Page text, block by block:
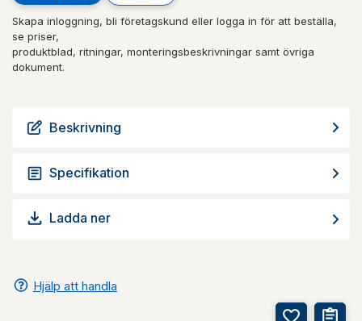
Skapa inloggning, bli företagskund eller logga in för att beställa,
se priser,
produktblad, ritningar, monteringsbeskrivningar samt övriga
dokument.
Beskrivning
Specifikation
Ladda ner
Hjälp att handla